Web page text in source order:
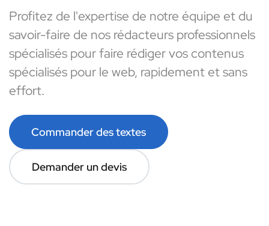
Profitez de l'expertise de notre équipe et du
savoir-faire de nos rédacteurs professionnels
spécialisés pour faire rédiger vos contenus
spécialisés pour le web, rapidement et sans
effort.
Commander des textes
Demander un devis